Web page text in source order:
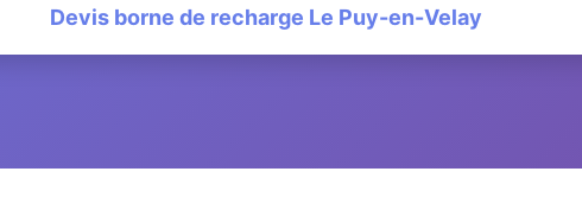
Devis borne de recharge Le Puy-en-Velay